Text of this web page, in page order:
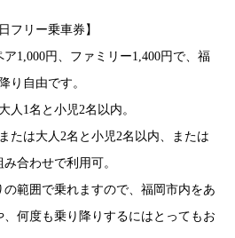
フリー乗車券】
1,000円、ファミリー1,400円で、福
り自由です。
人1名と小児2名以内。
たは大人2名と小児2名以内、または
合わせで利用可。
範囲で乗れますので、福岡市内をあ
何度も乗り降りするにはとってもお